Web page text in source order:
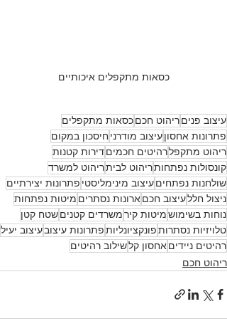
כסאות מתקפלים איכותיים
עיצוב פניםריהוט חכםכסאות מתקפלים
פתרונות אחסוןעיצוב מודרני חיסכון במקום
ריהוט מתקפלרהיטים חכמיםדירות קטנות
קונסולות נפתחותריהוט לביתריהוט למשרד
שולחנות נפתחיםעיצוב מינימליסטי פתרונות יצירתיים
ניצול חללעיצוב חכםארונות נסתרים מיטות נפתחות
נוחות בשימושמיטות קירמשרדים קטניםשטח קטן
טלויזיות נסתרותפונקציונליותפתרונות עיצובעיצוב יעיל
רהיטים ניידיםאחסון קלשילוב רהיטים
ריהוט חכם